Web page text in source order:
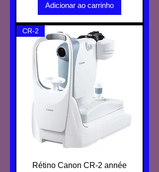
Adicionar ao carrinho
CR-2
Rétino Canon CR-2 année